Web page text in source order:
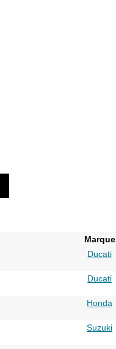
Marque
Ducati
Ducati
Honda
Suzuki